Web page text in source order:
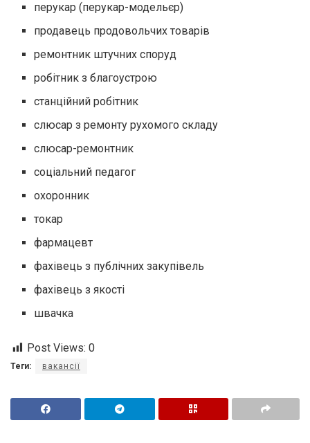
перукар (перукар-модельєр)
продавець продовольчих товарів
ремонтник штучних споруд
робітник з благоустрою
станційний робітник
слюсар з ремонту рухомого складу
слюсар-ремонтник
соціальний педагог
охоронник
токар
фармацевт
фахівець з публічних закупівель
фахівець з якості
швачка
Post Views: 0
Теги: вакансії